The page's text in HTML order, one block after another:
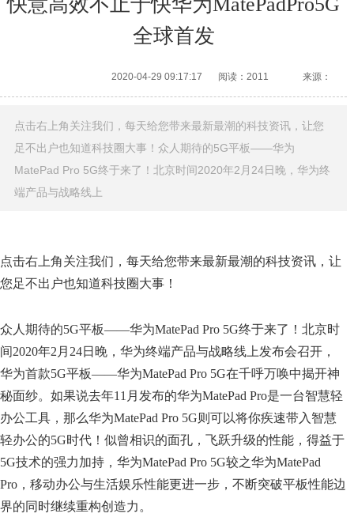
全球首发
2020-04-29 09:17:17 阅读：2011 来源：
点击右上角关注我们，每天给您带来最新最潮的科技资讯，让您
足不出户也知道科技圈大事！众人期待的5G平板——华为
MatePad Pro 5G终于来了！北京时间2020年2月24日晚，华为终
端产品与战略线上
点击右上角关注我们，每天给您带来最新最潮的科技资讯，让
您足不出户也知道科技圈大事！
众人期待的5G平板——华为MatePad Pro 5G终于来了！北京时
间2020年2月24日晚，华为终端产品与战略线上发布会召开，
华为首款5G平板——华为MatePad Pro 5G在千呼万唤中揭开神
秘面纱。如果说去年11月发布的华为MatePad Pro是一台智慧轻
办公工具，那么华为MatePad Pro 5G则可以将你疾速带入智慧
轻办公的5G时代！似曾相识的面孔，飞跃升级的性能，得益于
5G技术的强力加持，华为MatePad Pro 5G较之华为MatePad
Pro，移动办公与生活娱乐性能更进一步，不断突破平板性能边
界的同时继续重构创造力。